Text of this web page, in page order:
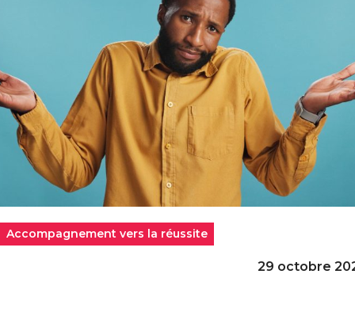
Accompagnement vers la réussite
29 octobre